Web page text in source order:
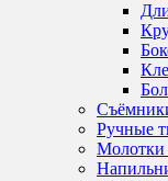
Ручные
Молотки